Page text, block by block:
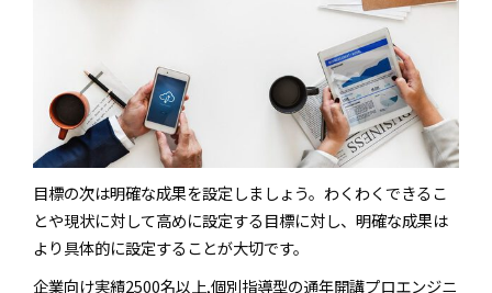
目標の次は明確な成果を設定しましょう。わくわくできるこ
とや現状に対して高めに設定する目標に対し、明確な成果は
より具体的に設定することが大切です。
企業向け実績2500名以上,個別指導型の通年開講プロエンジニ